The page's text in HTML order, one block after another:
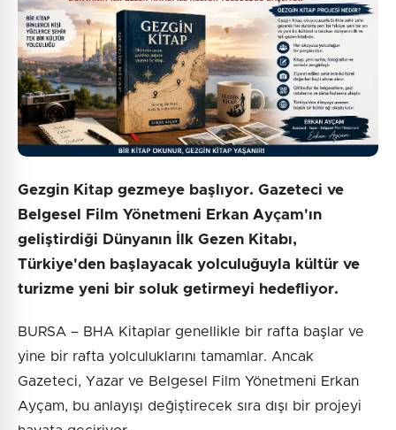
Gezgin Kitap gezmeye başlıyor. Gazeteci ve
Belgesel Film Yönetmeni Erkan Ayçam'ın
geliştirdiği Dünyanın İlk Gezen Kitabı,
Türkiye'den başlayacak yolculuğuyla kültür ve
turizme yeni bir soluk getirmeyi hedefliyor.
BURSA – BHA Kitaplar genellikle bir rafta başlar ve
yine bir rafta yolculuklarını tamamlar. Ancak
Gazeteci, Yazar ve Belgesel Film Yönetmeni Erkan
Ayçam, bu anlayışı değiştirecek sıra dışı bir projeyi